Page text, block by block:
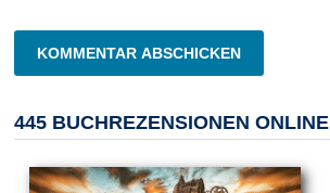
445 BUCHREZENSIONEN ONLINE